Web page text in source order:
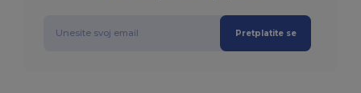
Pretplatite se